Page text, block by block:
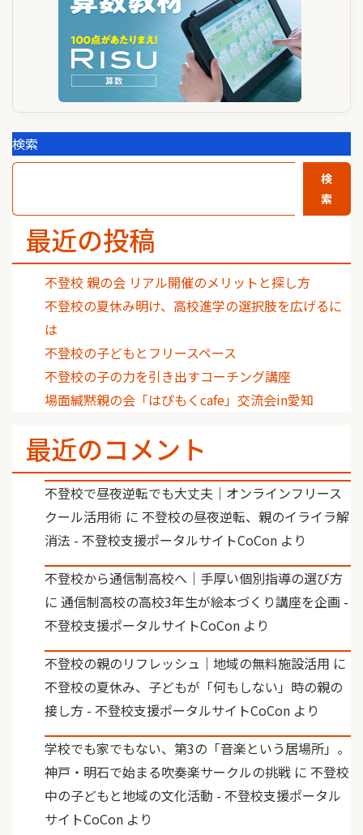
検索
検
索
最近の投稿
不登校 親の会 リアル開催のメリットと探し方
不登校の夏休み明け、高校進学の選択肢を広げるに
は
不登校の子どもとフリースペース
不登校の子の力を引き出すコーチング講座
場面緘黙親の会「はぴもくcafe」交流会in愛知
最近のコメント
不登校で昼夜逆転でも大丈夫｜オンラインフリース
クール活用術 に 不登校の昼夜逆転、親のイライラ解
消法 - 不登校支援ポータルサイトCoCon より
不登校から通信制高校へ｜手厚い個別指導の選び方
に 通信制高校の高校3年生が絵本づくり講座を企画 -
不登校支援ポータルサイトCoCon より
不登校の親のリフレッシュ｜地域の無料施設活用 に
不登校の夏休み、子どもが「何もしない」時の親の
接し方 - 不登校支援ポータルサイトCoCon より
学校でも家でもない、第3の「音楽という居場所」。
神戸・明石で始まる吹奏楽サークルの挑戦 に 不登校
中の子どもと地域の文化活動 - 不登校支援ポータル
サイトCoCon より